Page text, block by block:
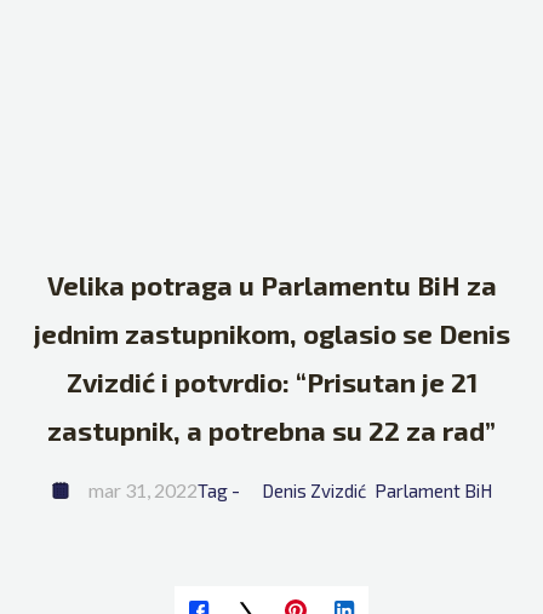
Velika potraga u Parlamentu BiH za
jednim zastupnikom, oglasio se Denis
Zvizdić i potvrdio: “Prisutan je 21
zastupnik, a potrebna su 22 za rad”
mar 31, 2022Tag - Denis Zvizdić Parlament BiH